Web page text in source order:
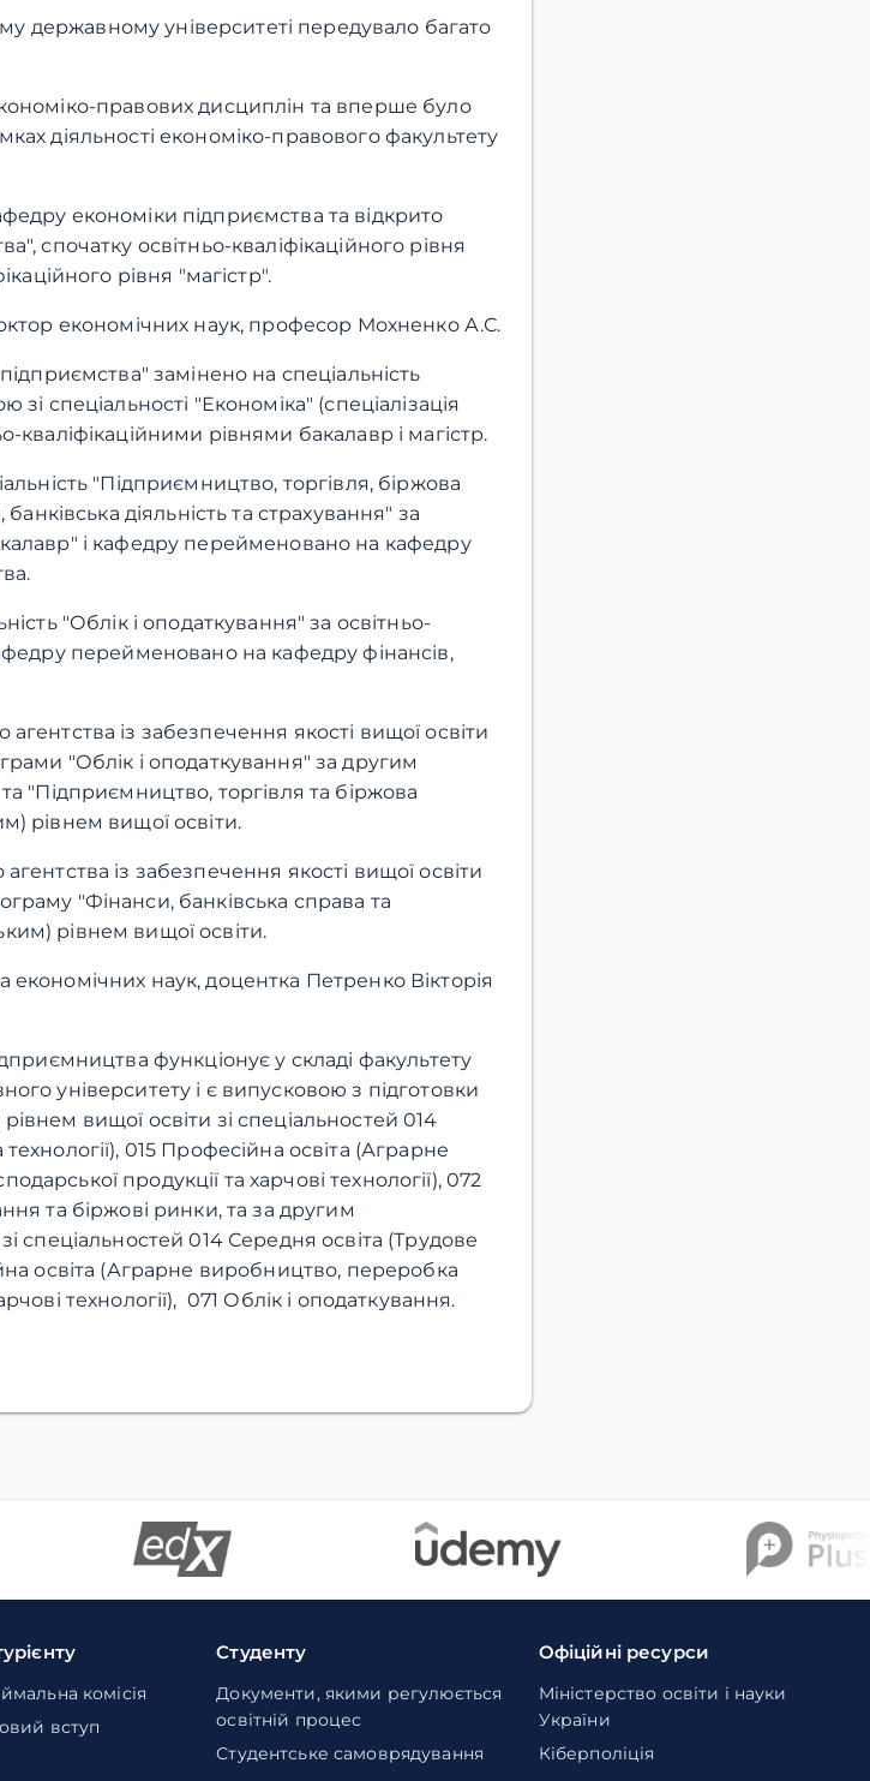
державному університеті передувало багато
правових дисциплін та вперше було
діяльності економіко-правового факультету
економіки підприємства та відкрито
спочатку освітньо-кваліфікаційного рівня
рівня "магістр".
економічних наук, професор Мохненко А.С.
замінено на спеціальність
спеціальності "Економіка" (спеціалізація
кваліфікаційними рівнями бакалавр і магістр.
"Підприємництво, торгівля, біржова
діяльність та страхування" за
і кафедру перейменовано на кафедру
"Облік і оподаткування" за освітньо-
перейменовано на кафедру фінансів,
із забезпечення якості вищої освіти
"Облік і оподаткування" за другим
"Підприємництво, торгівля та біржова
рівнем вищої освіти.
із забезпечення якості вищої освіти
"Фінанси, банківська справа та
рівнем вищої освіти.
наук, доцентка Петренко Вікторія
функціонує у складі факультету
університету і є випусковою з підготовки
вищої освіти зі спеціальностей 014
015 Професійна освіта (Аграрне
продукції та харчові технології), 072
та біржові ринки, та за другим
спеціальностей 014 Середня освіта (Трудове
освіта (Аграрне виробництво, переробка
технології), 071 Облік і оподаткування.
комісія
вступ
Студенту
Документи, якими регулюється
освітній процес
Студентське самоврядування
Офіційні ресурси
Міністерство освіти і науки
України
Кіберполіція